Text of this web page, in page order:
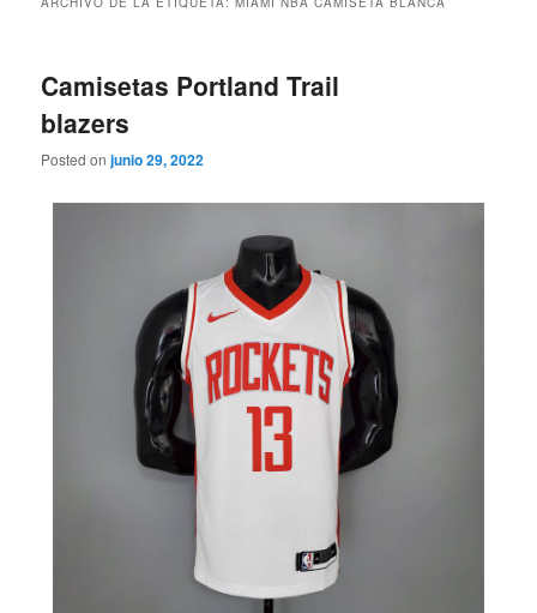
Camisetas Portland Trail
blazers
Posted onjunio 29, 2022